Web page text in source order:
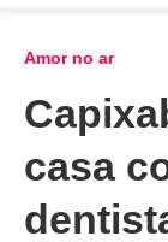
Amor no ar
casa